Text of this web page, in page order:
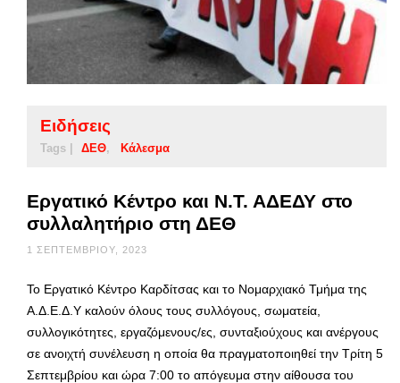
Ειδήσεις
Tags | ΔΕΘ Κάλεσμα
Εργατικό Κέντρο και Ν.Τ. ΑΔΕΔΥ στο
συλλαλητήριο στη ΔΕΘ
1 ΣΕΠΤΕΜΒΡΊΟΥ, 2023
Το Εργατικό Κέντρο Καρδίτσας και το Νομαρχιακό Τμήμα της
Α.Δ.Ε.Δ.Υ καλούν όλους τους συλλόγους, σωματεία,
συλλογικότητες, εργαζόμενους/ες, συνταξιούχους και ανέργους
σε ανοιχτή συνέλευση η οποία θα πραγματοποιηθεί την Τρίτη 5
Σεπτεμβρίου και ώρα 7:00 το απόγευμα στην αίθουσα του